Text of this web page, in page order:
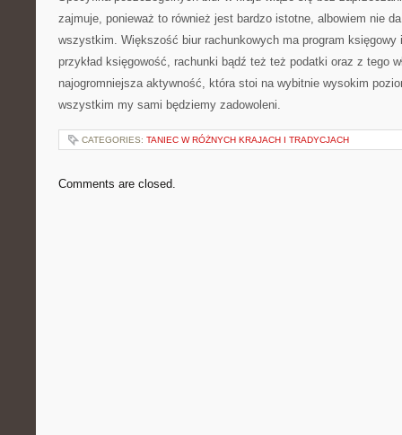
zajmuje, ponieważ to również jest bardzo istotne, albowiem nie
wszystkim. Większość biur rachunkowych ma program księgowy
przykład księgowość, rachunki bądź też też podatki oraz z tego
najogromniejsza aktywność, która stoi na wybitnie wysokim
wszystkim my sami będziemy zadowoleni.
CATEGORIES: TANIEC W RÓŻNYCH KRAJACH I TRADYCJACH
Comments are closed.